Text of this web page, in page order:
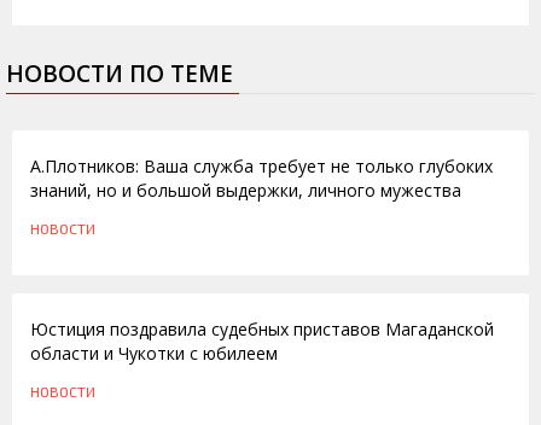
НОВОСТИ ПО ТЕМЕ
А.Плотников: Ваша служба требует не только глубоких
знаний, но и большой выдержки, личного мужества
НОВОСТИ
Юстиция поздравила судебных приставов Магаданской
области и Чукотки с юбилеем
НОВОСТИ